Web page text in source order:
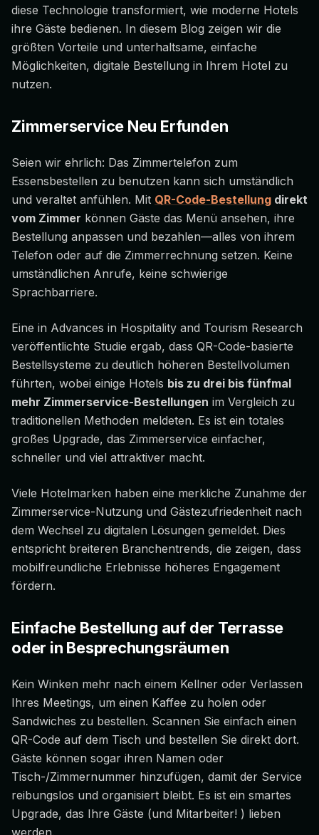
diese Technologie transformiert, wie moderne Hotels
ihre Gäste bedienen. In diesem Blog zeigen wir die
größten Vorteile und unterhaltsame, einfache
Möglichkeiten, digitale Bestellung in Ihrem Hotel zu
nutzen.
Zimmerservice Neu Erfunden
Seien wir ehrlich: Das Zimmertelefon zum
Essensbestellen zu benutzen kann sich umständlich
und veraltet anfühlen. Mit QR-Code-Bestellung direkt
vom Zimmer können Gäste das Menü ansehen, ihre
Bestellung anpassen und bezahlen—alles von ihrem
Telefon oder auf die Zimmerrechnung setzen. Keine
umständlichen Anrufe, keine schwierige
Sprachbarriere.
Eine in Advances in Hospitality and Tourism Research
veröffentlichte Studie ergab, dass QR-Code-basierte
Bestellsysteme zu deutlich höheren Bestellvolumen
führten, wobei einige Hotels bis zu drei bis fünfmal
mehr Zimmerservice-Bestellungen im Vergleich zu
traditionellen Methoden meldeten. Es ist ein totales
großes Upgrade, das Zimmerservice einfacher,
schneller und viel attraktiver macht.
Viele Hotelmarken haben eine merkliche Zunahme der
Zimmerservice-Nutzung und Gästezufriedenheit nach
dem Wechsel zu digitalen Lösungen gemeldet. Dies
entspricht breiteren Branchentrends, die zeigen, dass
mobilfreundliche Erlebnisse höheres Engagement
fördern.
Einfache Bestellung auf der Terrasse
oder in Besprechungsräumen
Kein Winken mehr nach einem Kellner oder Verlassen
Ihres Meetings, um einen Kaffee zu holen oder
Sandwiches zu bestellen. Scannen Sie einfach einen
QR-Code auf dem Tisch und bestellen Sie direkt dort.
Gäste können sogar ihren Namen oder
Tisch-/Zimmernummer hinzufügen, damit der Service
reibungslos und organisiert bleibt. Es ist ein smartes
Upgrade, das Ihre Gäste (und Mitarbeiter! ) lieben